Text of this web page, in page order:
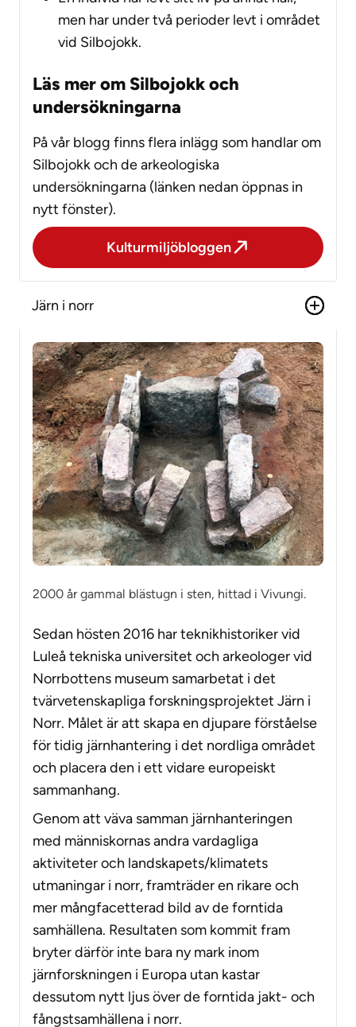
men har under två perioder levt i området
vid Silbojokk.
Läs mer om Silbojokk och
undersökningarna
På vår blogg finns flera inlägg som handlar om
Silbojokk och de arkeologiska
undersökningarna (länken nedan öppnas in
nytt fönster).
Kulturmiljöbloggen
Järn i norr
2000 år gammal blästugn i sten, hittad i Vivungi.
Sedan hösten 2016 har teknikhistoriker vid
Luleå tekniska universitet och arkeologer vid
Norrbottens museum samarbetat i det
tvärvetenskapliga forskningsprojektet Järn i
Norr. Målet är att skapa en djupare förståelse
för tidig järnhantering i det nordliga området
och placera den i ett vidare europeiskt
sammanhang.
Genom att väva samman järnhanteringen
med människornas andra vardagliga
aktiviteter och landskapets/klimatets
utmaningar i norr, framträder en rikare och
mer mångfacetterad bild av de forntida
samhällena. Resultaten som kommit fram
bryter därför inte bara ny mark inom
järnforskningen i Europa utan kastar
dessutom nytt ljus över de forntida jakt- och
fångstsamhällena i norr.